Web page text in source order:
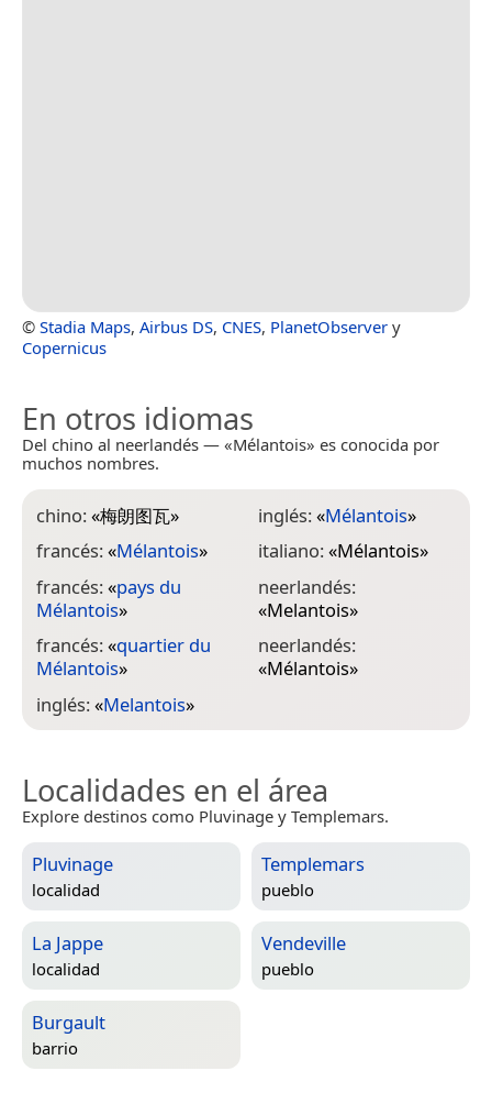
© Stadia Maps, Airbus DS, CNES, PlanetObserver y
Copernicus
En otros idiomas
Del chino al neerlandés — «Mélantois» es conocida por
muchos nombres.
chino:«梅朗图瓦»
francés:«Mélantois»
francés:«pays du
Mélantois»
francés:«quartier du
Mélantois»
inglés:«Melantois»
inglés:«Mélantois»
italiano:«Mélantois»
neerlandés:
«Melantois»
neerlandés:
«Mélantois»
Localidades en el área
Explore destinos como Pluvinage y Templemars.
Pluvinage
localidad
Templemars
pueblo
La Jappe
localidad
Vendeville
pueblo
Burgault
barrio